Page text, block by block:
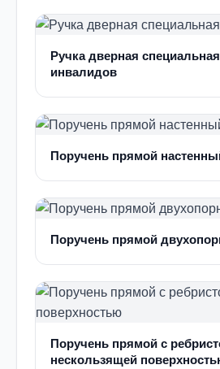
Ручка дверная
инвалидов
Поручень прямой
Поручень прямой
Поручень прямой с
нескользящей